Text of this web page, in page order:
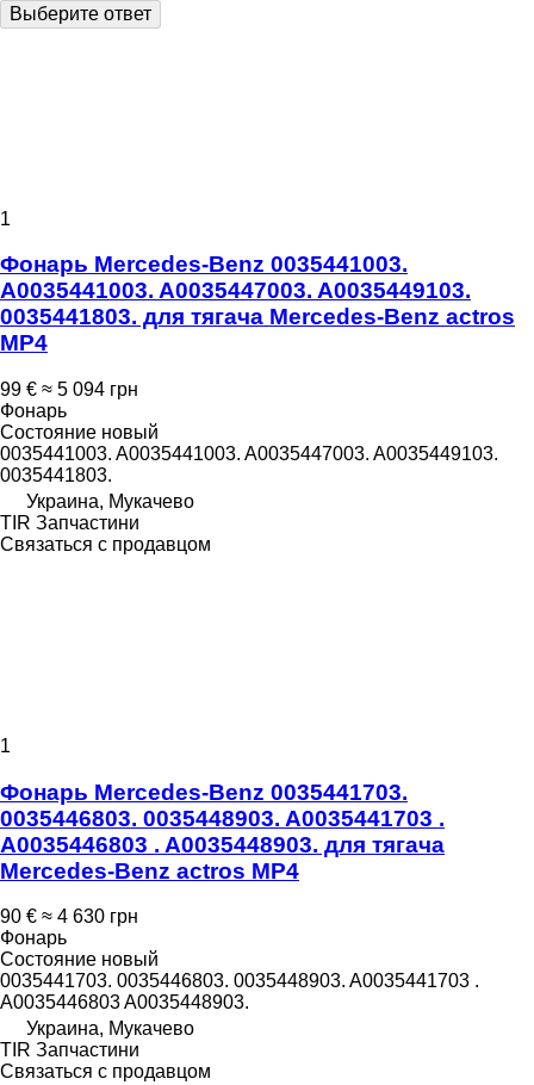
Выберите ответ
1
Фонарь Mercedes-Benz 0035441003.
A0035441003. A0035447003. A0035449103.
0035441803. для тягача Mercedes-Benz actros
MP4
99 € ≈ 5 094 грн
Фонарь
Состояние новый
0035441003. A0035441003. A0035447003. A0035449103.
0035441803.
Украина, Мукачево
TIR Запчастини
Связаться с продавцом
1
Фонарь Mercedes-Benz 0035441703.
0035446803. 0035448903. A0035441703 .
A0035446803 . A0035448903. для тягача
Mercedes-Benz actros MP4
90 € ≈ 4 630 грн
Фонарь
Состояние новый
0035441703. 0035446803. 0035448903. A0035441703 .
A0035446803 A0035448903.
Украина, Мукачево
TIR Запчастини
Связаться с продавцом